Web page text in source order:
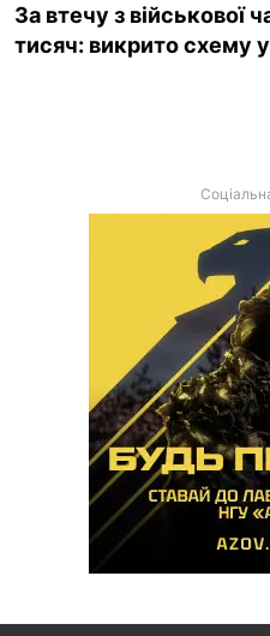
За втечу з військової
тисяч: викрито схему